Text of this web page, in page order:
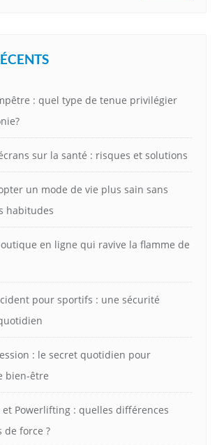
: quel type de tenue privilégier
sur la santé : risques et solutions
un mode de vie plus sain sans
habitudes
en ligne qui ravive la flamme de
pour sportifs : une sécurité
: le secret quotidien pour
bien-être
Powerlifting : quelles différences
de force ?